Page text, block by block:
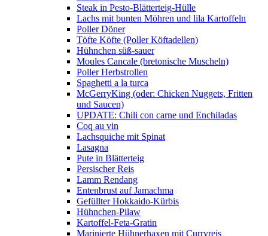
Steak in Pesto-Blätterteig-Hülle
Lachs mit bunten Möhren und lila Kartoffeln
Poller Döner
Töfte Köfte (Poller Köftadellen)
Hühnchen süß-sauer
Moules Cancale (bretonische Muscheln)
Poller Herbstrollen
Spaghetti a la turca
McGerryKing (oder: Chicken Nuggets, Fritten
und Saucen)
UPDATE: Chili con carne und Enchiladas
Coq au vin
Lachsquiche mit Spinat
Lasagna
Pute in Blätterteig
Persischer Reis
Lamm Rendang
Entenbrust auf Jamachma
Gefüllter Hokkaido-Kürbis
Hühnchen-Pilaw
Kartoffel-Feta-Gratin
Marinierte Hühnerhaxen mit Curryreis